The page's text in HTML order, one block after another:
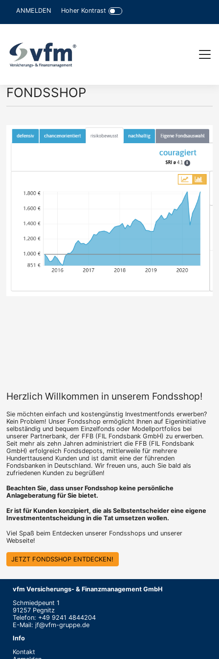
ANMELDEN Hoher Kontrast
FONDSSHOP
Herzlich Willkommen in unserem Fondsshop!
Sie möchten einfach und kostengünstig Investmentfonds erwerben?
Kein Problem! Unser Fondsshop ermöglicht Ihnen auf Eigeninitiative
selbständig und bequem Einzelfonds oder Modellportfolios bei
unserer Partnerbank, der FFB (FIL Fondsbank GmbH) zu erwerben.
Seit mehr als zehn Jahren administriert die FFB (FIL Fondsbank
GmbH) erfolgreich Fondsdepots, mittlerweile für mehrere
Hunderttausend Kunden und ist damit eine der führenden
Fondsbanken in Deutschland. Wir freuen uns, auch Sie bald als
zufriedenen Kunden zu begrüßen!
Beachten Sie, dass unser Fondsshop keine persönliche
Anlageberatung für Sie bietet.
Er ist für Kunden konzipiert, die als Selbstentscheider eine eigene
Investmententscheidung in die Tat umsetzen wollen.
Viel Spaß beim Entdecken unserer Fondsshops und unserer
Webseite!
JETZT FONDSSHOP ENTDECKEN!
vfm Versicherungs- & Finanzmanagement GmbH
Schmiedpeunt 1
91257 Pegnitz
Telefon: +49 9241 4844204
E-Mail: jf@vfm-gruppe.de
Info
Kontakt